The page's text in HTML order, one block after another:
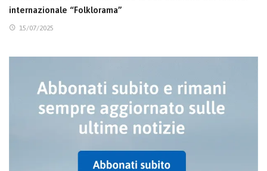
internazionale “Folklorama”
15/07/2025